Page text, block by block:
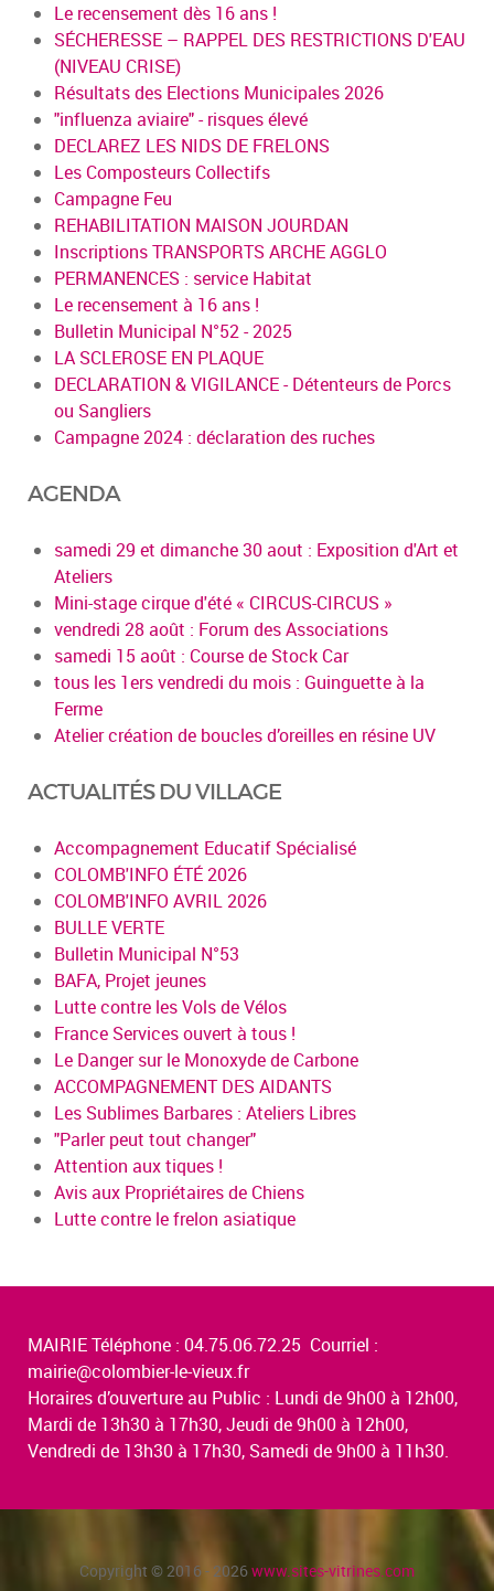
Le recensement dès 16 ans !
SÉCHERESSE – RAPPEL DES RESTRICTIONS D'EAU
(NIVEAU CRISE)
Résultats des Elections Municipales 2026
"influenza aviaire" - risques élevé
DECLAREZ LES NIDS DE FRELONS
Les Composteurs Collectifs
Campagne Feu
REHABILITATION MAISON JOURDAN
Inscriptions TRANSPORTS ARCHE AGGLO
PERMANENCES : service Habitat
Le recensement à 16 ans !
Bulletin Municipal N°52 - 2025
LA SCLEROSE EN PLAQUE
DECLARATION & VIGILANCE - Détenteurs de Porcs
ou Sangliers
Campagne 2024 : déclaration des ruches
AGENDA
samedi 29 et dimanche 30 aout : Exposition d'Art et
Ateliers
Mini-stage cirque d'été « CIRCUS-CIRCUS »
vendredi 28 août : Forum des Associations
samedi 15 août : Course de Stock Car
tous les 1ers vendredi du mois : Guinguette à la
Ferme
Atelier création de boucles d’oreilles en résine UV
ACTUALITÉS DU VILLAGE
Accompagnement Educatif Spécialisé
COLOMB'INFO ÉTÉ 2026
COLOMB'INFO AVRIL 2026
BULLE VERTE
Bulletin Municipal N°53
BAFA, Projet jeunes
Lutte contre les Vols de Vélos
France Services ouvert à tous !
Le Danger sur le Monoxyde de Carbone
ACCOMPAGNEMENT DES AIDANTS
Les Sublimes Barbares : Ateliers Libres
"Parler peut tout changer"
Attention aux tiques !
Avis aux Propriétaires de Chiens
Lutte contre le frelon asiatique
MAIRIE Téléphone : 04.75.06.72.25 Courriel :
mairie@colombier-le-vieux.fr
Horaires d’ouverture au Public : Lundi de 9h00 à 12h00,
Mardi de 13h30 à 17h30, Jeudi de 9h00 à 12h00,
Vendredi de 13h30 à 17h30, Samedi de 9h00 à 11h30.
Copyright © 2016 - 2026www.sites-vitrines.com